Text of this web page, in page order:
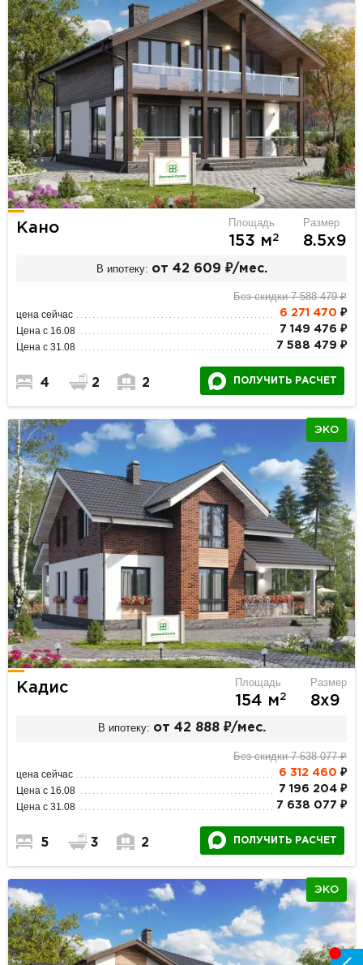
Кано Площадь
153 м2
Размер
8.5х9
В ипотеку: от 42 609 ₽/мес.
Без скидки 7 588 479 ₽
цена сейчас 6 271 470 ₽
Цена с 16.08 7 149 476 ₽
Цена с 31.08 7 588 479 ₽
4 2 2 ПОЛУЧИТЬ РАСЧЕТ
ЭКО
Кадис Площадь
154 м2
Размер
8х9
В ипотеку: от 42 888 ₽/мес.
Без скидки 7 638 077 ₽
цена сейчас 6 312 460 ₽
Цена с 16.08 7 196 204 ₽
Цена с 31.08 7 638 077 ₽
5 3 2 ПОЛУЧИТЬ РАСЧЕТ
ЭКО